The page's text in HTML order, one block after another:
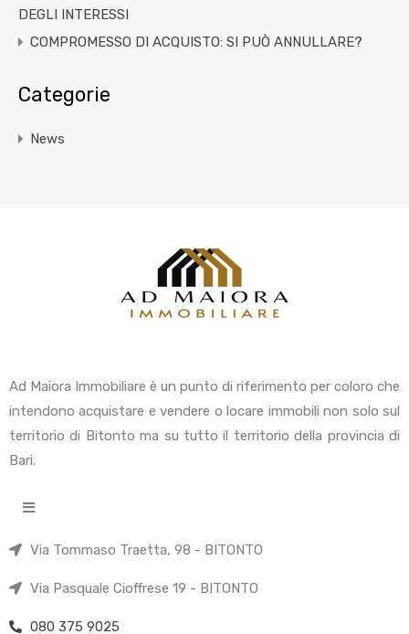
DEGLI INTERESSI
COMPROMESSO DI ACQUISTO: SI PUÒ ANNULLARE?
Categorie
News
Ad Maiora Immobiliare è un punto di riferimento per coloro che
intendono acquistare e vendere o locare immobili non solo sul
territorio di Bitonto ma su tutto il territorio della provincia di
Bari.
Via Tommaso Traetta, 98 - BITONTO
Via Pasquale Cioffrese 19 - BITONTO
080 375 9025